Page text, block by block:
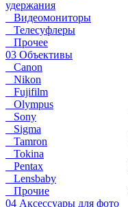
удержания
Видеомониторы
Телесуфлеры
Прочее
03 Объективы
Canon
Nikon
Fujifilm
Olympus
Sony
Sigma
Tamron
Tokina
Pentax
Lensbaby
Прочие
04 Аксессуары для фото